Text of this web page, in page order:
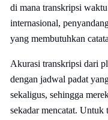
di mana transkripsi
internasional,
yang membutuhkan
Akurasi transkripsi dari
dengan jadwal padat
sekaligus, sehingga
sekadar mencatat. Untuk